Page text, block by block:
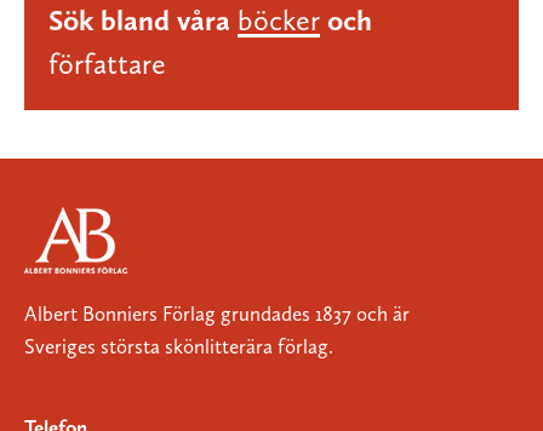
Sök bland våra böcker och
författare
Albert Bonniers Förlag grundades 1837 och är
Sveriges största skönlitterära förlag.